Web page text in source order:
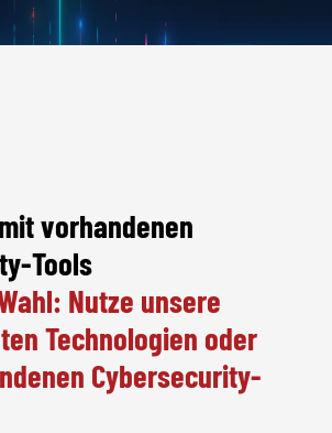
vorhandenen
Tools
Nutze unsere
Technologien oder
Cybersecurity-